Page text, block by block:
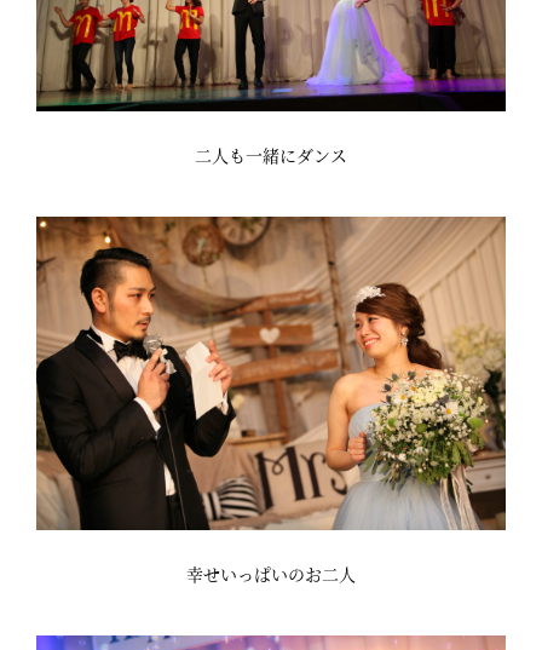
二人も一緒にダンス
幸せいっぱいのお二人